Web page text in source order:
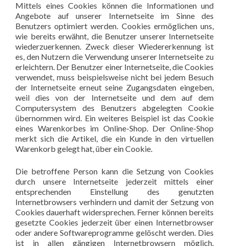
Mittels eines Cookies können die Informationen und
Angebote auf unserer Internetseite im Sinne des
Benutzers optimiert werden. Cookies ermöglichen uns,
wie bereits erwähnt, die Benutzer unserer Internetseite
wiederzuerkennen. Zweck dieser Wiedererkennung ist
es, den Nutzern die Verwendung unserer Internetseite zu
erleichtern. Der Benutzer einer Internetseite, die Cookies
verwendet, muss beispielsweise nicht bei jedem Besuch
der Internetseite erneut seine Zugangsdaten eingeben,
weil dies von der Internetseite und dem auf dem
Computersystem des Benutzers abgelegten Cookie
übernommen wird. Ein weiteres Beispiel ist das Cookie
eines Warenkorbes im Online-Shop. Der Online-Shop
merkt sich die Artikel, die ein Kunde in den virtuellen
Warenkorb gelegt hat, über ein Cookie.
Die betroffene Person kann die Setzung von Cookies
durch unsere Internetseite jederzeit mittels einer
entsprechenden Einstellung des genutzten
Internetbrowsers verhindern und damit der Setzung von
Cookies dauerhaft widersprechen. Ferner können bereits
gesetzte Cookies jederzeit über einen Internetbrowser
oder andere Softwareprogramme gelöscht werden. Dies
ist in allen gängigen Internetbrowsern möglich.